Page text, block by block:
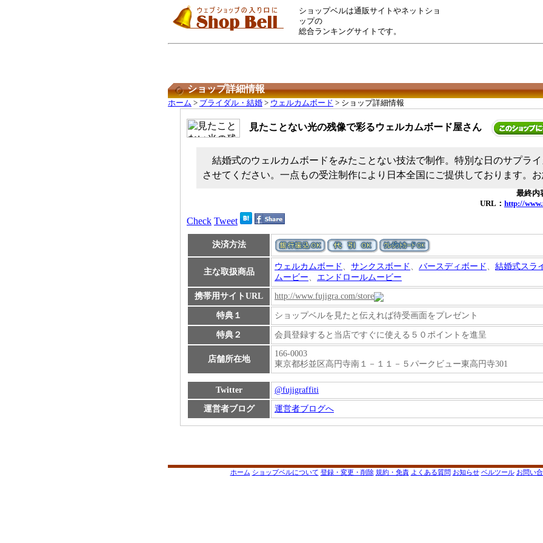
ショップベルは通販サイトやネットショ
ップの
総合ランキングサイトです。
ショップ詳細情報
ホーム > ブライダル・結婚 > ウェルカムボード > ショップ詳細情報
見たことない光の残像で彩るウェルカムボード屋さん
結婚式のウェルカムボードをみたことない技法で制作。特別な日のサプラ
させてください。一点もの受注制作により日本全国にご提供しております。
最終内
URL： http://
Check Tweet
決済方法
主な取扱商品
ウェルカムボード 、 サンクスボード 、 バースディボード 、 結婚式スラ
ムービー、 エンドロールムービー
携帯用サイトURL http://www.fujigra.com/store
特典１ ショップベルを見たと伝えれば待受画面をプレゼント
特典２ 会員登録すると当店ですぐに使える５０ポイントを進呈
店舗所在地
166-0003
東京都杉並区高円寺南１－１１－５パークビュー東高円寺301
Twitter @fujigraffiti
運営者ブログ 運営者ブログへ
ホーム ショップベルについて 登録・変更・削除 規約・免責 よくある質問 お知らせ ベルツール お問い